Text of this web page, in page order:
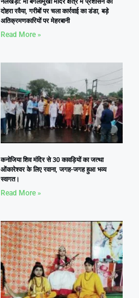
नलखेड़ा: मां बगलामुखी मंदिर क्षेत्र में प्रशासन का
दोहरा रवैया, गरीबों पर चला कार्रवाई का डंडा, बड़े
अतिक्रमणकारियों पर मेहरबानी
Read More »
कनोजिया शिव मंदिर से 30 कावड़ियों का जत्था
ओंकारेश्वर के लिए रवाना, जगह-जगह हुआ भव्य
स्वागत।
Read More »